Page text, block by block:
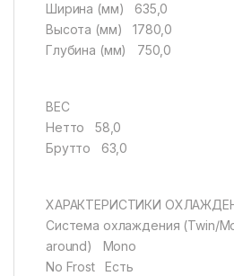
Ширина (мм) 635,0
Высота (мм) 1780,0
Глубина (мм) 750,0
ВЕС
Нетто 58,0
Брутто 63,0
ХАРАКТЕРИСТИКИ
Система охлаждения (Twin/
around) Mono
No Frost Есть